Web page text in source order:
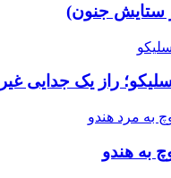
ستایش جنون)
سلیکو؛ راز یک جدایی
به هندو